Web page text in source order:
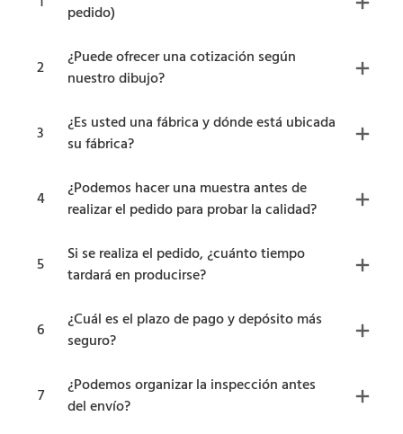
pedido)
2
¿Puede ofrecer una cotización según
nuestro dibujo?
3
¿Es usted una fábrica y dónde está ubicada
su fábrica?
4
¿Podemos hacer una muestra antes de
realizar el pedido para probar la calidad?
5
Si se realiza el pedido, ¿cuánto tiempo
tardará en producirse?
6
¿Cuál es el plazo de pago y depósito más
seguro?
7
¿Podemos organizar la inspección antes
del envío?